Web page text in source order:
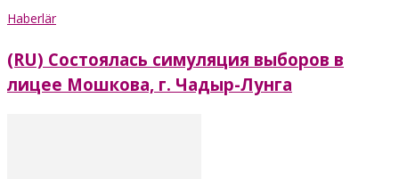
Haberlär
(RU) Состоялась симуляция выборов в
лицее Мошкова, г. Чадыр-Лунга